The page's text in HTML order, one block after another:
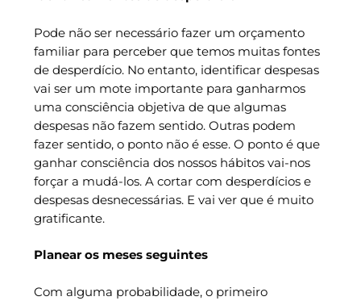
Pode não ser necessário fazer um orçamento
familiar para perceber que temos muitas fontes
de desperdício. No entanto, identificar despesas
vai ser um mote importante para ganharmos
uma consciência objetiva de que algumas
despesas não fazem sentido. Outras podem
fazer sentido, o ponto não é esse. O ponto é que
ganhar consciência dos nossos hábitos vai-nos
forçar a mudá-los. A cortar com desperdícios e
despesas desnecessárias. E vai ver que é muito
gratificante.
Planear os meses seguintes
Com alguma probabilidade, o primeiro